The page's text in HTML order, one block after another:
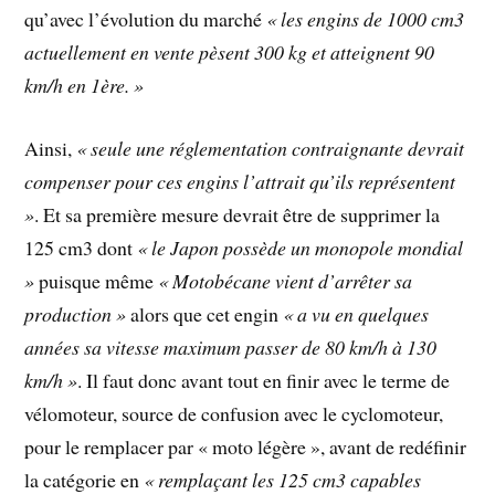
qu’avec l’évolution du marché « les engins de 1000 cm3
actuellement en vente pèsent 300 kg et atteignent 90
km/h en 1ère. »
Ainsi, « seule une réglementation contraignante devrait
compenser pour ces engins l’attrait qu’ils représentent
». Et sa première mesure devrait être de supprimer la
125 cm3 dont « le Japon possède un monopole mondial
»puisque même « Motobécane vient d’arrêter sa
production »alors que cet engin « a vu en quelques
années sa vitesse maximum passer de 80 km/h à 130
km/h ». Il faut donc avant tout en finir avec le terme de
vélomoteur, source de confusion avec le cyclomoteur,
pour le remplacer par « moto légère », avant de redéfinir
la catégorie en « remplaçant les 125 cm3 capables